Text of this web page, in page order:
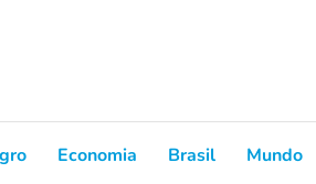
Economia Brasil Mundo